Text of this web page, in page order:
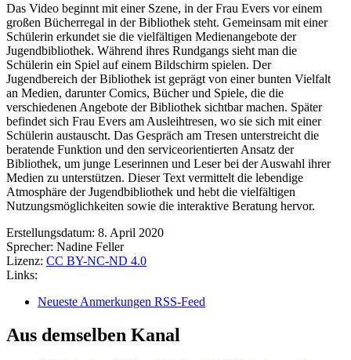
Das Video beginnt mit einer Szene, in der Frau Evers vor einem
großen Bücherregal in der Bibliothek steht. Gemeinsam mit einer
Schülerin erkundet sie die vielfältigen Medienangebote der
Jugendbibliothek. Während ihres Rundgangs sieht man die
Schülerin ein Spiel auf einem Bildschirm spielen. Der
Jugendbereich der Bibliothek ist geprägt von einer bunten Vielfalt
an Medien, darunter Comics, Bücher und Spiele, die die
verschiedenen Angebote der Bibliothek sichtbar machen. Später
befindet sich Frau Evers am Ausleihtresen, wo sie sich mit einer
Schülerin austauscht. Das Gespräch am Tresen unterstreicht die
beratende Funktion und den serviceorientierten Ansatz der
Bibliothek, um junge Leserinnen und Leser bei der Auswahl ihrer
Medien zu unterstützen. Dieser Text vermittelt die lebendige
Atmosphäre der Jugendbibliothek und hebt die vielfältigen
Nutzungsmöglichkeiten sowie die interaktive Beratung hervor.
Erstellungsdatum: 8. April 2020
Sprecher: Nadine Feller
Lizenz: CC BY-NC-ND 4.0
Links:
Neueste Anmerkungen RSS-Feed
Aus demselben Kanal